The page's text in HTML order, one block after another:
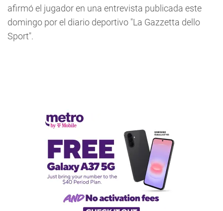
afirmó el jugador en una entrevista publicada este
domingo por el diario deportivo "La Gazzetta dello
Sport".